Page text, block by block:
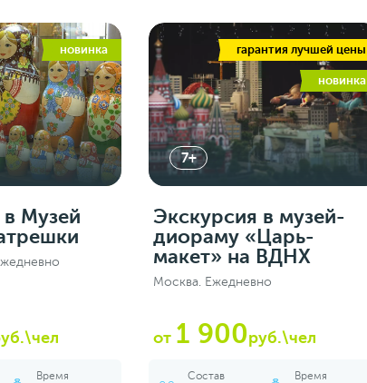
новинка
Музей
Время
гарантия лучшей цены
новинка
7+
Экскурсия в музей-
диораму «Царь-
макет» на ВДНХ
Москва. Ежедневно
от 1 900руб.\чел
Состав Время